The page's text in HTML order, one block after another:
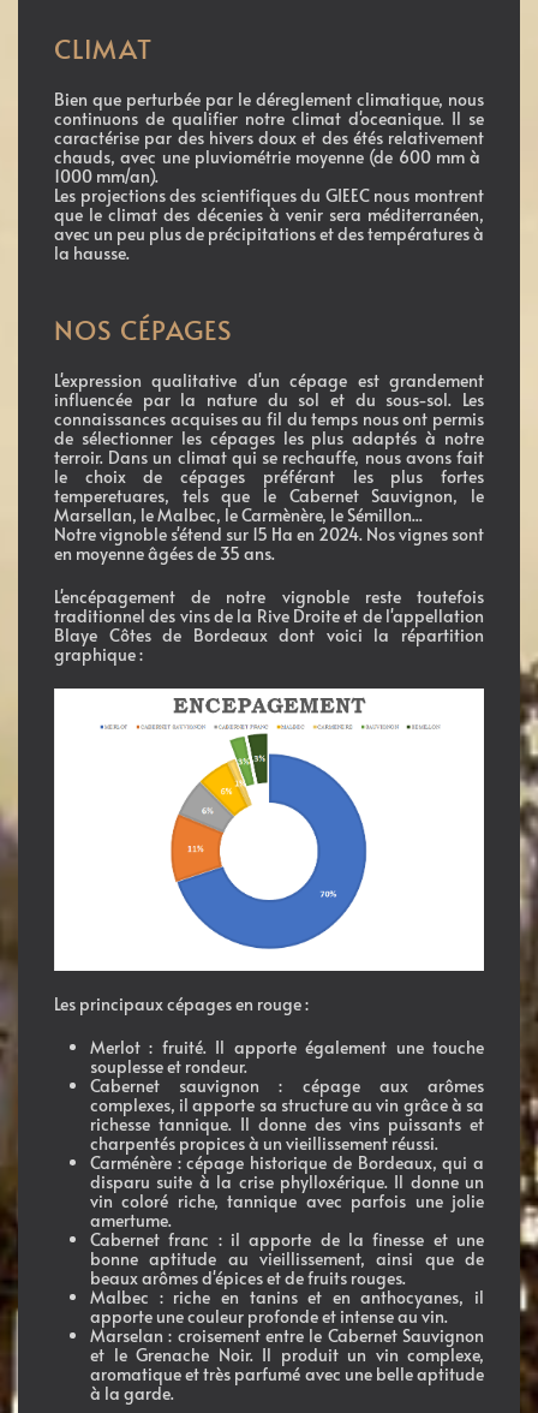
CLIMAT
Bien que perturbée par le déreglement climatique, nous
continuons de qualifier notre climat d'oceanique. Il se
caractérise par des hivers doux et des étés relativement
chauds, avec une pluviométrie moyenne (de 600 mm à
1000 mm/an).
Les projections des scientifiques du GIEEC nous montrent
que le climat des décenies à venir sera méditerranéen,
avec un peu plus de précipitations et des températures à
la hausse.
NOS CÉPAGES
L'expression qualitative d'un cépage est grandement
influencée par la nature du sol et du sous-sol. Les
connaissances acquises au fil du temps nous ont permis
de sélectionner les cépages les plus adaptés à notre
terroir. Dans un climat qui se rechauffe, nous avons fait
le choix de cépages préférant les plus fortes
temperetuares, tels que le Cabernet Sauvignon, le
Marsellan, le Malbec, le Carmènère, le Sémillon...
Notre vignoble s'étend sur 15 Ha en 2024. Nos vignes sont
en moyenne âgées de 35 ans.
L'encépagement de notre vignoble reste toutefois
traditionnel des vins de la Rive Droite et de l'appellation
Blaye Côtes de Bordeaux dont voici la répartition
graphique :
Les principaux cépages en rouge :
Merlot : fruité. Il apporte également une touche
souplesse et rondeur.
Cabernet sauvignon :
cépage aux arômes
complexes, il apporte sa structure au vin grâce à sa
richesse tannique. Il donne des vins puissants et
charpentés propices à un vieillissement réussi.
Carménère : cépage historique de Bordeaux, qui a
disparu suite à la crise phylloxérique. Il donne un
vin coloré riche, tannique avec parfois une jolie
amertume.
Cabernet franc : il apporte de la finesse et une
bonne aptitude au vieillissement, ainsi que de
beaux arômes d'épices et de fruits rouges.
Malbec : riche en tanins et en anthocyanes, il
apporte une couleur profonde et intense au vin.
Marselan : croisement entre le Cabernet Sauvignon
et le Grenache Noir. Il produit un vin complexe,
aromatique et très parfumé avec une belle aptitude
à la garde.